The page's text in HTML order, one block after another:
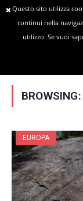
BROWSING:
EUROPA
Questo sito utilizza
continui nella
utilizzo. Se vuoi